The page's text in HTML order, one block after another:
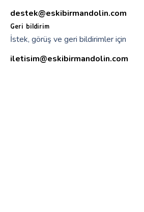
destek@eskibirmandolin.com
Geri bildirim
İstek, görüş ve geri bildirimler için
iletisim@eskibirmandolin.com